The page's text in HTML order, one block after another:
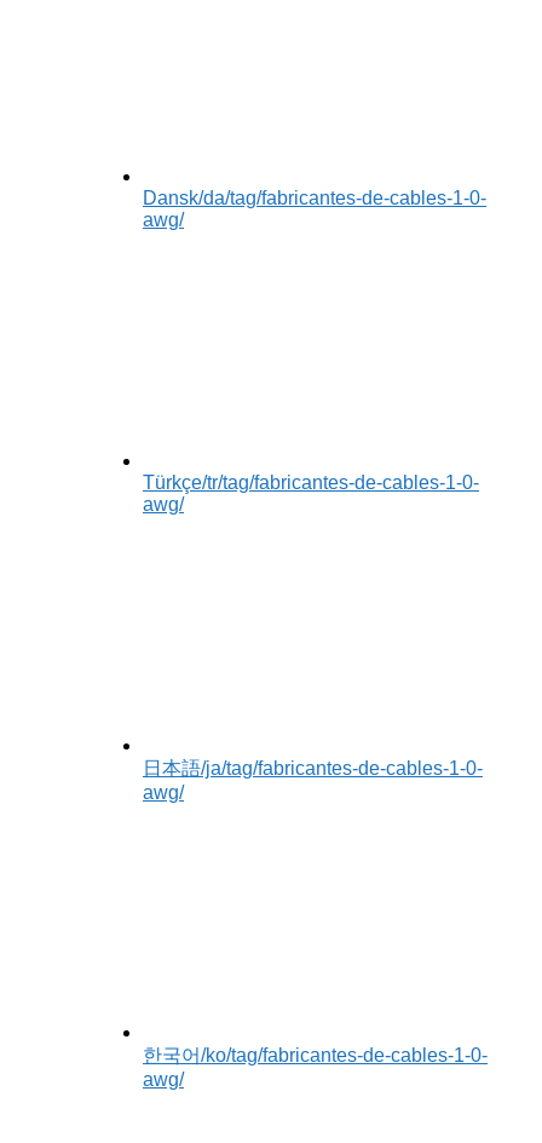
Dansk/da/tag/fabricantes-de-cables-1-0-
awg/
Türkçe/tr/tag/fabricantes-de-cables-1-0-
awg/
日本語/ja/tag/fabricantes-de-cables-1-0-
awg/
한국어/ko/tag/fabricantes-de-cables-1-0-
awg/